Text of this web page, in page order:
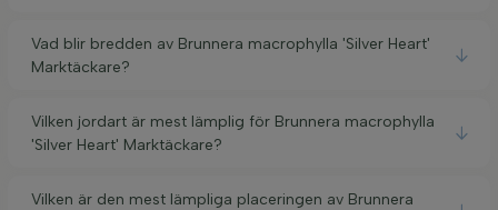
Vad blir bredden av Brunnera macrophylla 'Silver Heart'
Marktäckare?
Vilken jordart är mest lämplig för Brunnera macrophylla
'Silver Heart' Marktäckare?
Vilken är den mest lämpliga placeringen av Brunnera